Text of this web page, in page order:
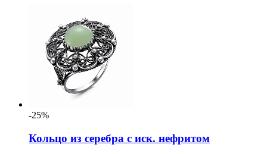
-25%
Кольцо из серебра с иск. нефритом